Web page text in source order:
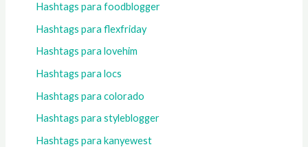
Hashtags para foodblogger
Hashtags para flexfriday
Hashtags para lovehim
Hashtags para locs
Hashtags para colorado
Hashtags para styleblogger
Hashtags para kanyewest